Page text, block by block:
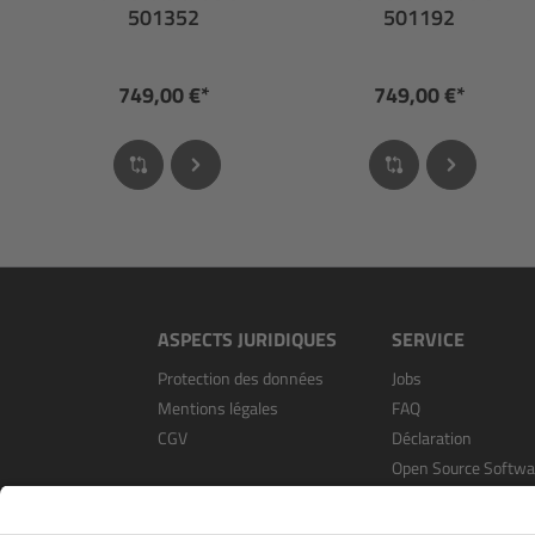
501352
749,00 €*
501192
749,00 €*
ASPECTS JURIDIQUES
Protection des données
Mentions légales
CGV
SERVICE
Jobs
FAQ
Déclaration
Open Source